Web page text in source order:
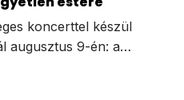
koncerttel készül
augusztus 9-én: a…